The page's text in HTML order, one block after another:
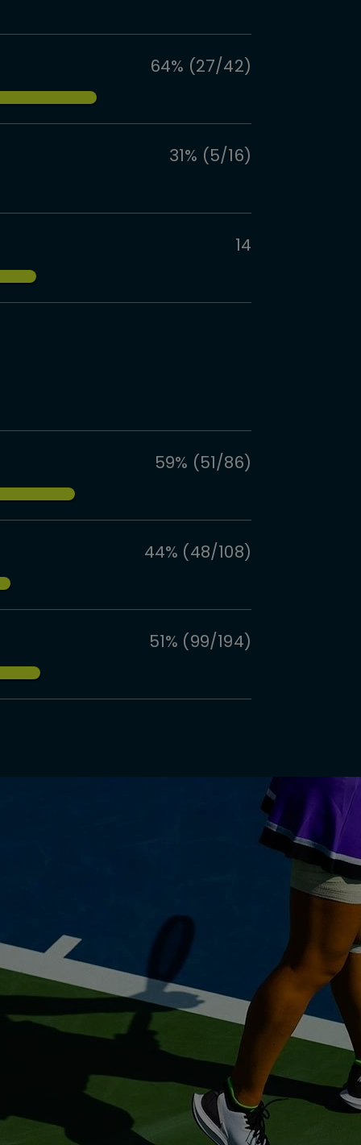
64% (27/42)
31% (5/16)
14
59% (51/86)
44% (48/108)
51% (99/194)